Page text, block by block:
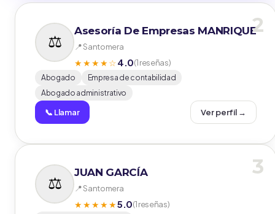
2
Asesoría De Empresas MANRIQUE
📍 Santomera
★★★★☆4.0(1 reseñas)
Abogado
Empresa de contabilidad
Abogado administrativo
📞 Llamar Ver perfil →
3
JUAN GARCÍA
📍 Santomera
★★★★★5.0(1 reseñas)